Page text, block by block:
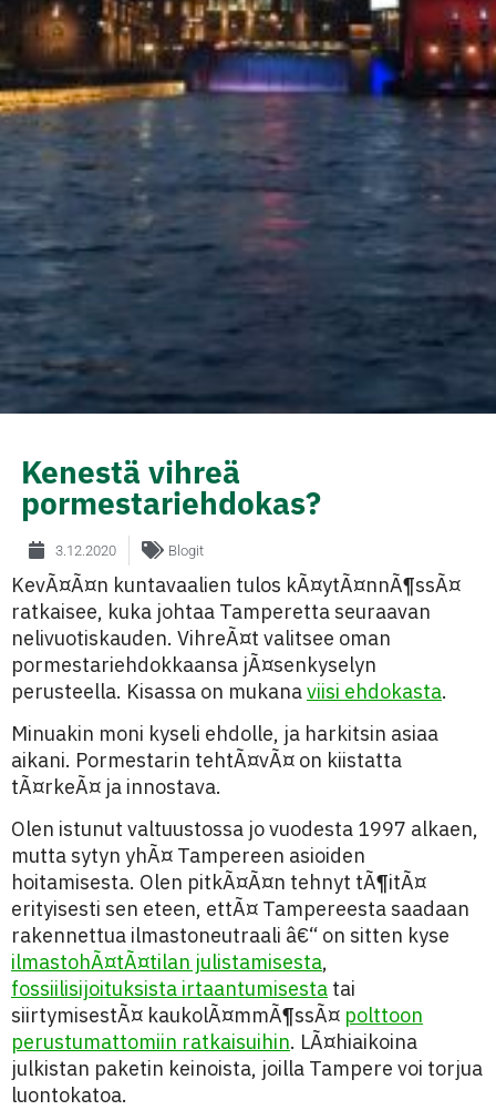
Kenestä vihreä
pormestariehdokas?
3.12.2020 Blogit
KevÃ¤Ã¤n kuntavaalien tulos kÃ¤ytÃ¤nnÃ¶ssÃ¤
ratkaisee, kuka johtaa Tamperetta seuraavan
nelivuotiskauden. VihreÃ¤t valitsee oman
pormestariehdokkaansa jÃ¤senkyselyn
perusteella. Kisassa on mukanaviisi ehdokasta.
Minuakin moni kyseli ehdolle, ja harkitsin asiaa
aikani. Pormestarin tehtÃ¤vÃ¤ on kiistatta
tÃ¤rkeÃ¤ ja innostava.
Olen istunut valtuustossa jo vuodesta 1997 alkaen,
mutta sytyn yhÃ¤ Tampereen asioiden
hoitamisesta. Olen pitkÃ¤Ã¤n tehnyt tÃ¶itÃ¤
erityisesti sen eteen, ettÃ¤ Tampereesta saadaan
rakennettua ilmastoneutraali â€“ on sitten kyse
ilmastohÃ¤tÃ¤tilan julistamisesta,
fossiilisijoituksista irtaantumisesta tai
siirtymisestÃ¤ kaukolÃ¤mmÃ¶ssÃ¤ polttoon
perustumattomiin ratkaisuihin. LÃ¤hiaikoina
julkistan paketin keinoista, joilla Tampere voi torjua
luontokatoa.